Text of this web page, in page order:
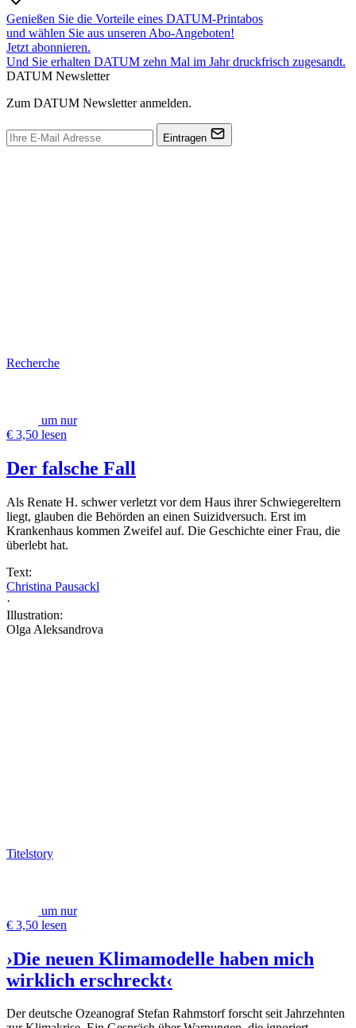
Genießen Sie die Vorteile eines DATUM-Printabos
und wählen Sie aus unseren Abo-Angeboten!
Jetzt abonnieren.
Und Sie erhalten DATUM zehn Mal im Jahr druckfrisch zugesandt.
DATUM Newsletter
Zum DATUM Newsletter anmelden.
Eintragen
Recherche
um nur
€ 3,50 lesen
Der falsche Fall
Als Renate H. schwer verletzt vor dem Haus ihrer Schwiegereltern
liegt, glauben die Behörden an einen Suizidversuch. Erst im
Krankenhaus kommen Zweifel auf. Die Geschichte einer Frau, die
überlebt hat.
Text:
Christina Pausackl
·
Illustration:
Olga Aleksandrova
Titelstory
um nur
€ 3,50 lesen
›Die neuen Klimamodelle haben mich
wirklich erschreckt‹
Der deutsche Ozeanograf Stefan Rahmstorf forscht seit Jahrzehnten